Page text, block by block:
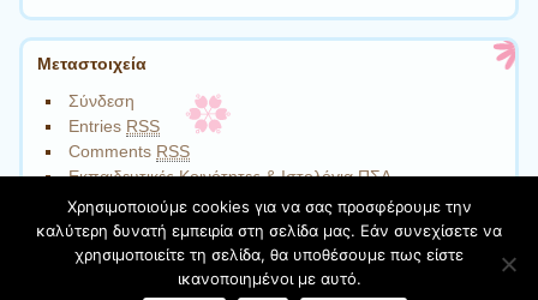
Μεταστοιχεία
Σύνδεση
Entries RSS
Comments RSS
Εκπαιδευτικές Κοινότητες & Ιστολόγια ΠΣΔ
Φιλοξενείται στο https://blogs.sch.gr| Θέμα:Cute Frames
Χρησιμοποιούμε cookies για να σας προσφέρουμε την
καλύτερη δυνατή εμπειρία στη σελίδα μας. Εάν συνεχίσετε να
χρησιμοποιείτε τη σελίδα, θα υποθέσουμε πως είστε
ικανοποιημένοι με αυτό.